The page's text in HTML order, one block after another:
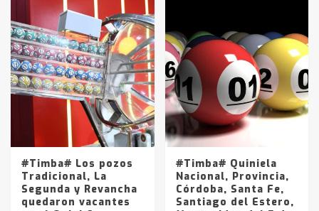
#Timba# Los pozos
Tradicional, La
Segunda y Revancha
quedaron vacantes
#Timba# Quiniela
Nacional, Provincia,
Córdoba, Santa Fe,
Santiago del Estero,